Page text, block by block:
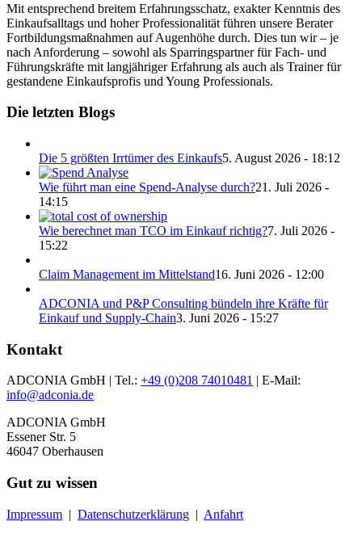
Mit entsprechend breitem Erfahrungsschatz, exakter Kenntnis des
Einkaufsalltags und hoher Professionalität führen unsere Berater
Fortbildungsmaßnahmen auf Augenhöhe durch. Dies tun wir – je
nach Anforderung – sowohl als Sparringspartner für Fach- und
Führungskräfte mit langjähriger Erfahrung als auch als Trainer für
gestandene Einkaufsprofis und Young Professionals.
Die letzten Blogs
Die 5 größten Irrtümer des Einkaufs5. August 2026 - 18:12
Wie führt man eine Spend-Analyse durch?21. Juli 2026 -
14:15
Wie berechnet man TCO im Einkauf richtig?7. Juli 2026 -
15:22
Claim Management im Mittelstand16. Juni 2026 - 12:00
ADCONIA und P&P Consulting bündeln ihre Kräfte für
Einkauf und Supply-Chain3. Juni 2026 - 15:27
Kontakt
ADCONIA GmbH | Tel.: +49 (0)208 74010481 | E-Mail:
info@adconia.de
ADCONIA GmbH
Essener Str. 5
46047 Oberhausen
Gut zu wissen
Impressum | Datenschutzerklärung | Anfahrt